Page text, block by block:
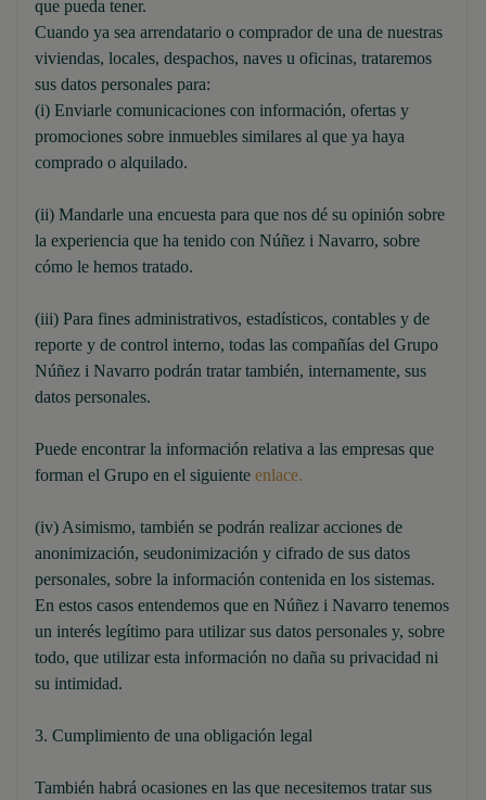
que pueda tener.
Cuando ya sea arrendatario o comprador de una de nuestras
viviendas, locales, despachos, naves u oficinas, trataremos
sus datos personales para:
(i) Enviarle comunicaciones con información, ofertas y
promociones sobre inmuebles similares al que ya haya
comprado o alquilado.
(ii) Mandarle una encuesta para que nos dé su opinión sobre
la experiencia que ha tenido con Núñez i Navarro, sobre
cómo le hemos tratado.
(iii) Para fines administrativos, estadísticos, contables y de
reporte y de control interno, todas las compañías del Grupo
Núñez i Navarro podrán tratar también, internamente, sus
datos personales.
Puede encontrar la información relativa a las empresas que
forman el Grupo en el siguiente enlace.
(iv) Asimismo, también se podrán realizar acciones de
anonimización, seudonimización y cifrado de sus datos
personales, sobre la información contenida en los sistemas.
En estos casos entendemos que en Núñez i Navarro tenemos
un interés legítimo para utilizar sus datos personales y, sobre
todo, que utilizar esta información no daña su privacidad ni
su intimidad.
3. Cumplimiento de una obligación legal
También habrá ocasiones en las que necesitemos tratar sus